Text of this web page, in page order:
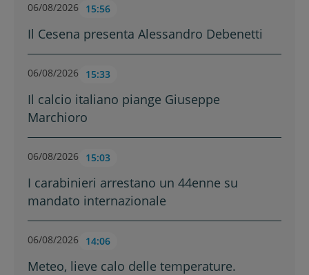
06/08/2026 15:56
Il Cesena presenta Alessandro Debenetti
06/08/2026 15:33
Il calcio italiano piange Giuseppe
Marchioro
06/08/2026 15:03
I carabinieri arrestano un 44enne su
mandato internazionale
06/08/2026 14:06
Meteo, lieve calo delle temperature.